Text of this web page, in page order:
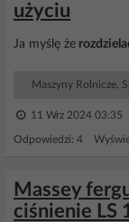
użyciu
Ja myślę że
Maszyny Rolnicze,
11 Wrz 2024 03:35
Odpowiedzi: 4
Massey
ciśnienie LS